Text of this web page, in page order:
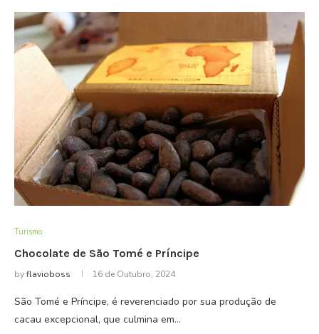
Turismo
Chocolate de São Tomé e Príncipe
byflavioboss 16 de Outubro, 2024
São Tomé e Príncipe, é reverenciado por sua produção de
cacau excepcional, que culmina em…